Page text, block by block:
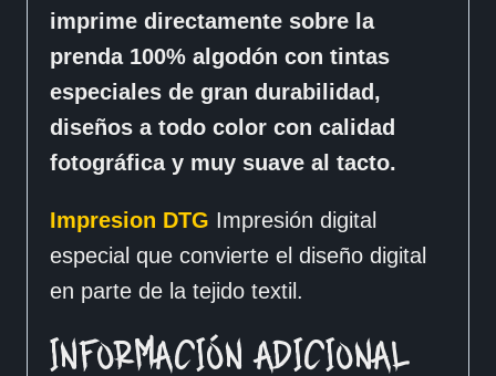
imprime directamente sobre la
prenda 100% algodón con tintas
especiales de gran durabilidad,
diseños a todo color con calidad
fotográfica y muy suave al tacto.
Impresion DTG Impresión digital
especial que convierte el diseño digital
en parte de la tejido textil.
INFORMACIÓN ADICIONAL